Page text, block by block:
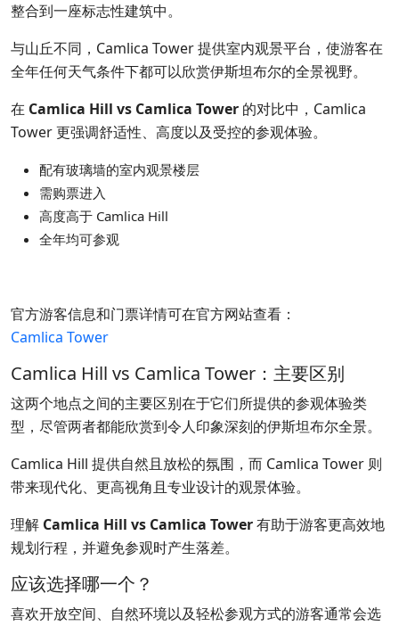
整合到一座标志性建筑中。
与山丘不同，Camlica Tower 提供室内观景平台，使游客在
全年任何天气条件下都可以欣赏伊斯坦布尔的全景视野。
在 Camlica Hill vs Camlica Tower 的对比中，Camlica
Tower 更强调舒适性、高度以及受控的参观体验。
配有玻璃墙的室内观景楼层
需购票进入
高度高于 Camlica Hill
全年均可参观
官方游客信息和门票详情可在官方网站查看：
Camlica Tower
Camlica Hill vs Camlica Tower：主要区别
这两个地点之间的主要区别在于它们所提供的参观体验类
型，尽管两者都能欣赏到令人印象深刻的伊斯坦布尔全景。
Camlica Hill 提供自然且放松的氛围，而 Camlica Tower 则
带来现代化、更高视角且专业设计的观景体验。
理解 Camlica Hill vs Camlica Tower有助于游客更高效地
规划行程，并避免参观时产生落差。
应该选择哪一个？
喜欢开放空间、自然环境以及轻松参观方式的游客通常会选